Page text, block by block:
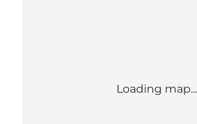
Loading map...